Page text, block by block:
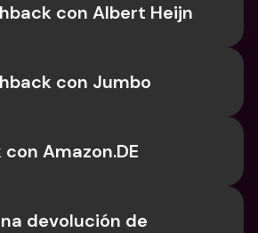
con Albert Heijn
con Jumbo
Amazon.DE
devolución de